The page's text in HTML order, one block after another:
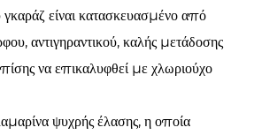
είναι κατασκευασμένο από
αντιγηραντικού, καλής μετάδοσης
να επικαλυφθεί με χλωριούχο
ψυχρής έλασης, η οποία